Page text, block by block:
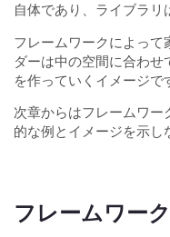
自体であり、ライブラリ
フレームワークによって
ダーは中の空間に合わ
を作っていくイメージで
次章からはフレームワー
的な例とイメージを示し
フレームワー